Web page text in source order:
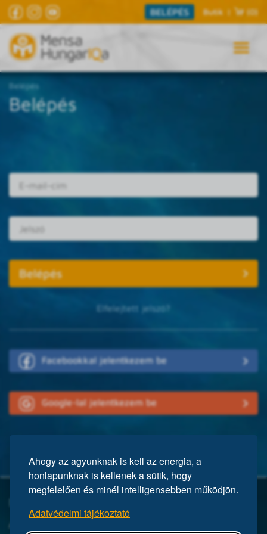
Ahogy az agyunknak is kell az energia, a
honlapunknak is kellenek a sütik, hogy
megfelelően és minél intelligensebben működjön.
Adatvédelmi tájékoztató
BELÉPÉS Butik | (0)
Belépés
Belépés
Elfelejtett jelszó?
Facebookkal jelentkezem be
Google-lal jelentkezem be
A Mensa egy nemzetközi egyesület, közel 150 ezer taggal a világ